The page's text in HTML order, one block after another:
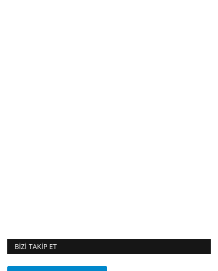
BIZI TAKIP ET